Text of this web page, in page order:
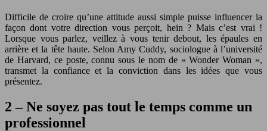
Difficile de croire qu’une attitude aussi simple puisse influencer la
façon dont votre direction vous perçoit, hein ? Mais c’est vrai !
Lorsque vous parlez, veillez à vous tenir debout, les épaules en
arrière et la tête haute. Selon Amy Cuddy, sociologue à l’université
de Harvard, ce poste, connu sous le nom de « Wonder Woman »,
transmet la confiance et la conviction dans les idées que vous
présentez.
2 – Ne soyez pas tout le temps comme un
professionnel